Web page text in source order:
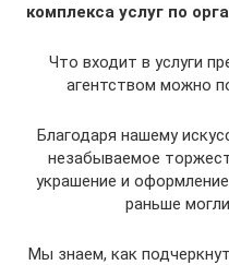
комплекса услуг по
Что входит в услуги
агентством можно
Благодаря нашему
незабываемое
украшение и
раньше
Мы знаем, как